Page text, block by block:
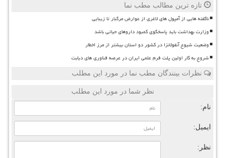
تازه ترین مطالب مطب نما
ناگفته هایی از آمپول های لاغری از عوارض مرگبار تا زیبایی
وزارت بهداشت باید پاسخگوی کمبود داروهای حیاتی باشد
وضعیت شیوع آنفولانزا در کشور دو استان بیشتر از مرز اخطار
شروع به کار اولین پلت فرم علمی ایران در عرصه فناوری های دیابت
نظرات بینندگان مطب نما در مورد این مطلب
نظر شما در مورد این مطلب
نام:
ایمیل:
نظر: